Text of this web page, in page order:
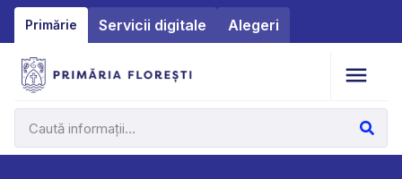
Primărie Servicii digitale Alegeri